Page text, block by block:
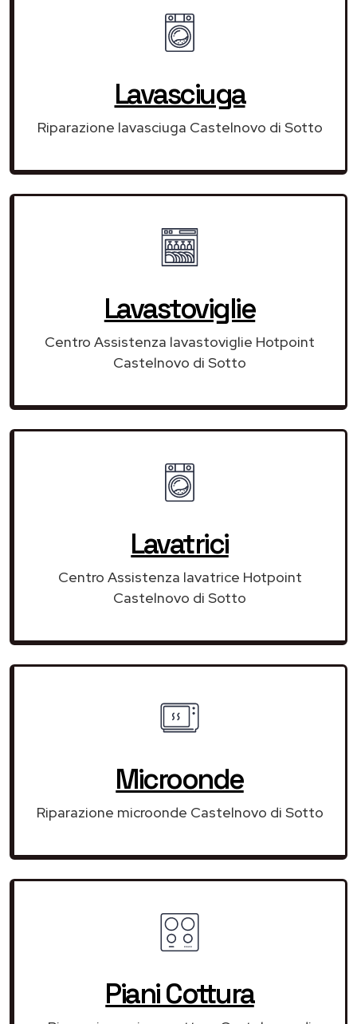
Lavasciuga
Riparazione lavasciuga Castelnovo di Sotto
Lavastoviglie
Centro Assistenza lavastoviglie Hotpoint
Castelnovo di Sotto
Lavatrici
Centro Assistenza lavatrice Hotpoint
Castelnovo di Sotto
Microonde
Riparazione microonde Castelnovo di Sotto
Piani Cottura